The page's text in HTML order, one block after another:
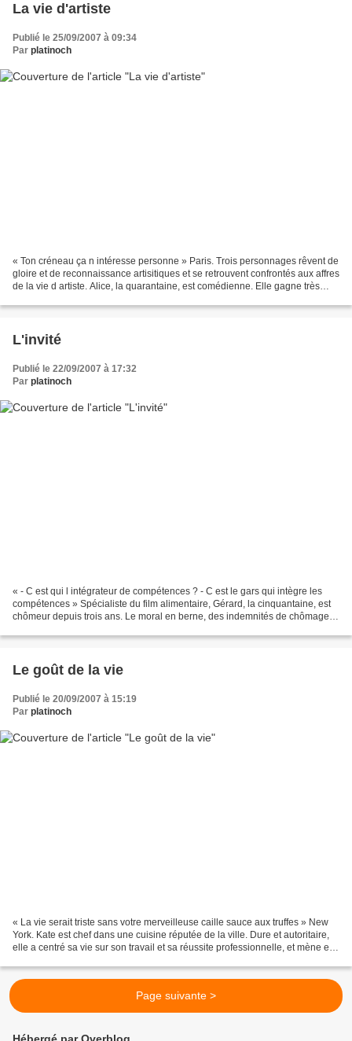
La vie d'artiste
Publié le 25/09/2007 à 09:34
Par platinoch
« Ton créneau ça n intéresse personne » Paris. Trois personnages rêvent de
gloire et de reconnaissance artisitiques et se retrouvent confrontés aux affres
de la vie d artiste. Alice, la quarantaine, est comédienne. Elle gagne très
L'invité
Publié le 22/09/2007 à 17:32
Par platinoch
« - C est qui l intégrateur de compétences ? - C est le gars qui intègre les
compétences » Spécialiste du film alimentaire, Gérard, la cinquantaine, est
chômeur depuis trois ans. Le moral en berne, des indemnités de chômage
Le goût de la vie
Publié le 20/09/2007 à 15:19
Par platinoch
« La vie serait triste sans votre merveilleuse caille sauce aux truffes » New
York. Kate est chef dans une cuisine réputée de la ville. Dure et autoritaire,
elle a centré sa vie sur son travail et sa réussite professionnelle, et mène en
Page suivante >